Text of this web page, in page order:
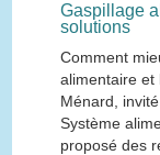
Gaspillage
solutions
Comment
alimentaire et
Ménard,
Système
proposé des